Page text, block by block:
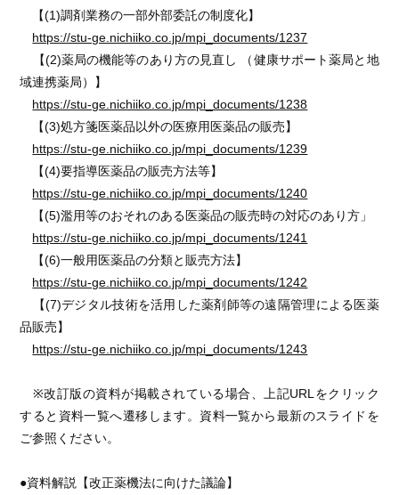
【(1)調剤業務の一部外部委託の制度化】
https://stu-ge.nichiiko.co.jp/mpi_documents/1237
【(2)薬局の機能等のあり方の見直し （健康サポート薬局と地
域連携薬局）】
https://stu-ge.nichiiko.co.jp/mpi_documents/1238
【(3)処方箋医薬品以外の医療用医薬品の販売】
https://stu-ge.nichiiko.co.jp/mpi_documents/1239
【(4)要指導医薬品の販売方法等】
https://stu-ge.nichiiko.co.jp/mpi_documents/1240
【(5)濫用等のおそれのある医薬品の販売時の対応のあり方」
https://stu-ge.nichiiko.co.jp/mpi_documents/1241
【(6)一般用医薬品の分類と販売方法】
https://stu-ge.nichiiko.co.jp/mpi_documents/1242
【(7)デジタル技術を活用した薬剤師等の遠隔管理による医薬
品販売】
https://stu-ge.nichiiko.co.jp/mpi_documents/1243
※改訂版の資料が掲載されている場合、上記URLをクリック
すると資料一覧へ遷移します。資料一覧から最新のスライドを
ご参照ください。
●資料解説【改正薬機法に向けた議論】